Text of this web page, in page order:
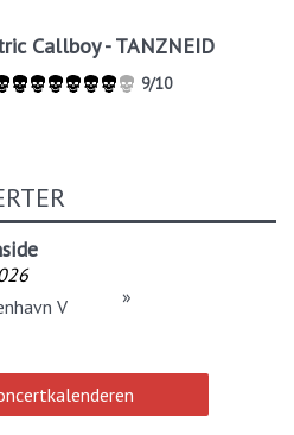
Callboy - TANZNEID
9/10
V
»